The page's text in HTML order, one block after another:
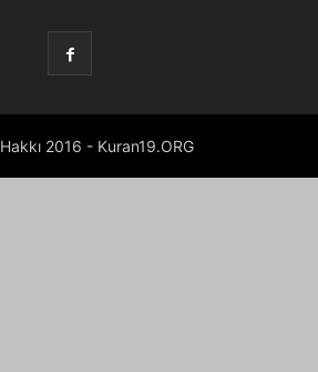
2016 - Kuran19.ORG